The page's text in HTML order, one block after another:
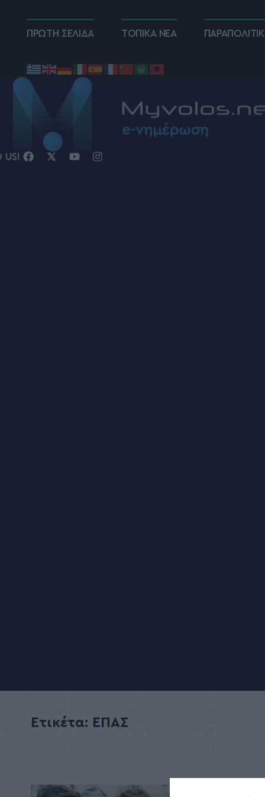
ΠΡΩΤΗ ΣΕΛΙΔΑ ΤΟΠΙΚΑ ΝΕΑ
US!
Ετικέτα: ΕΠΑΣ